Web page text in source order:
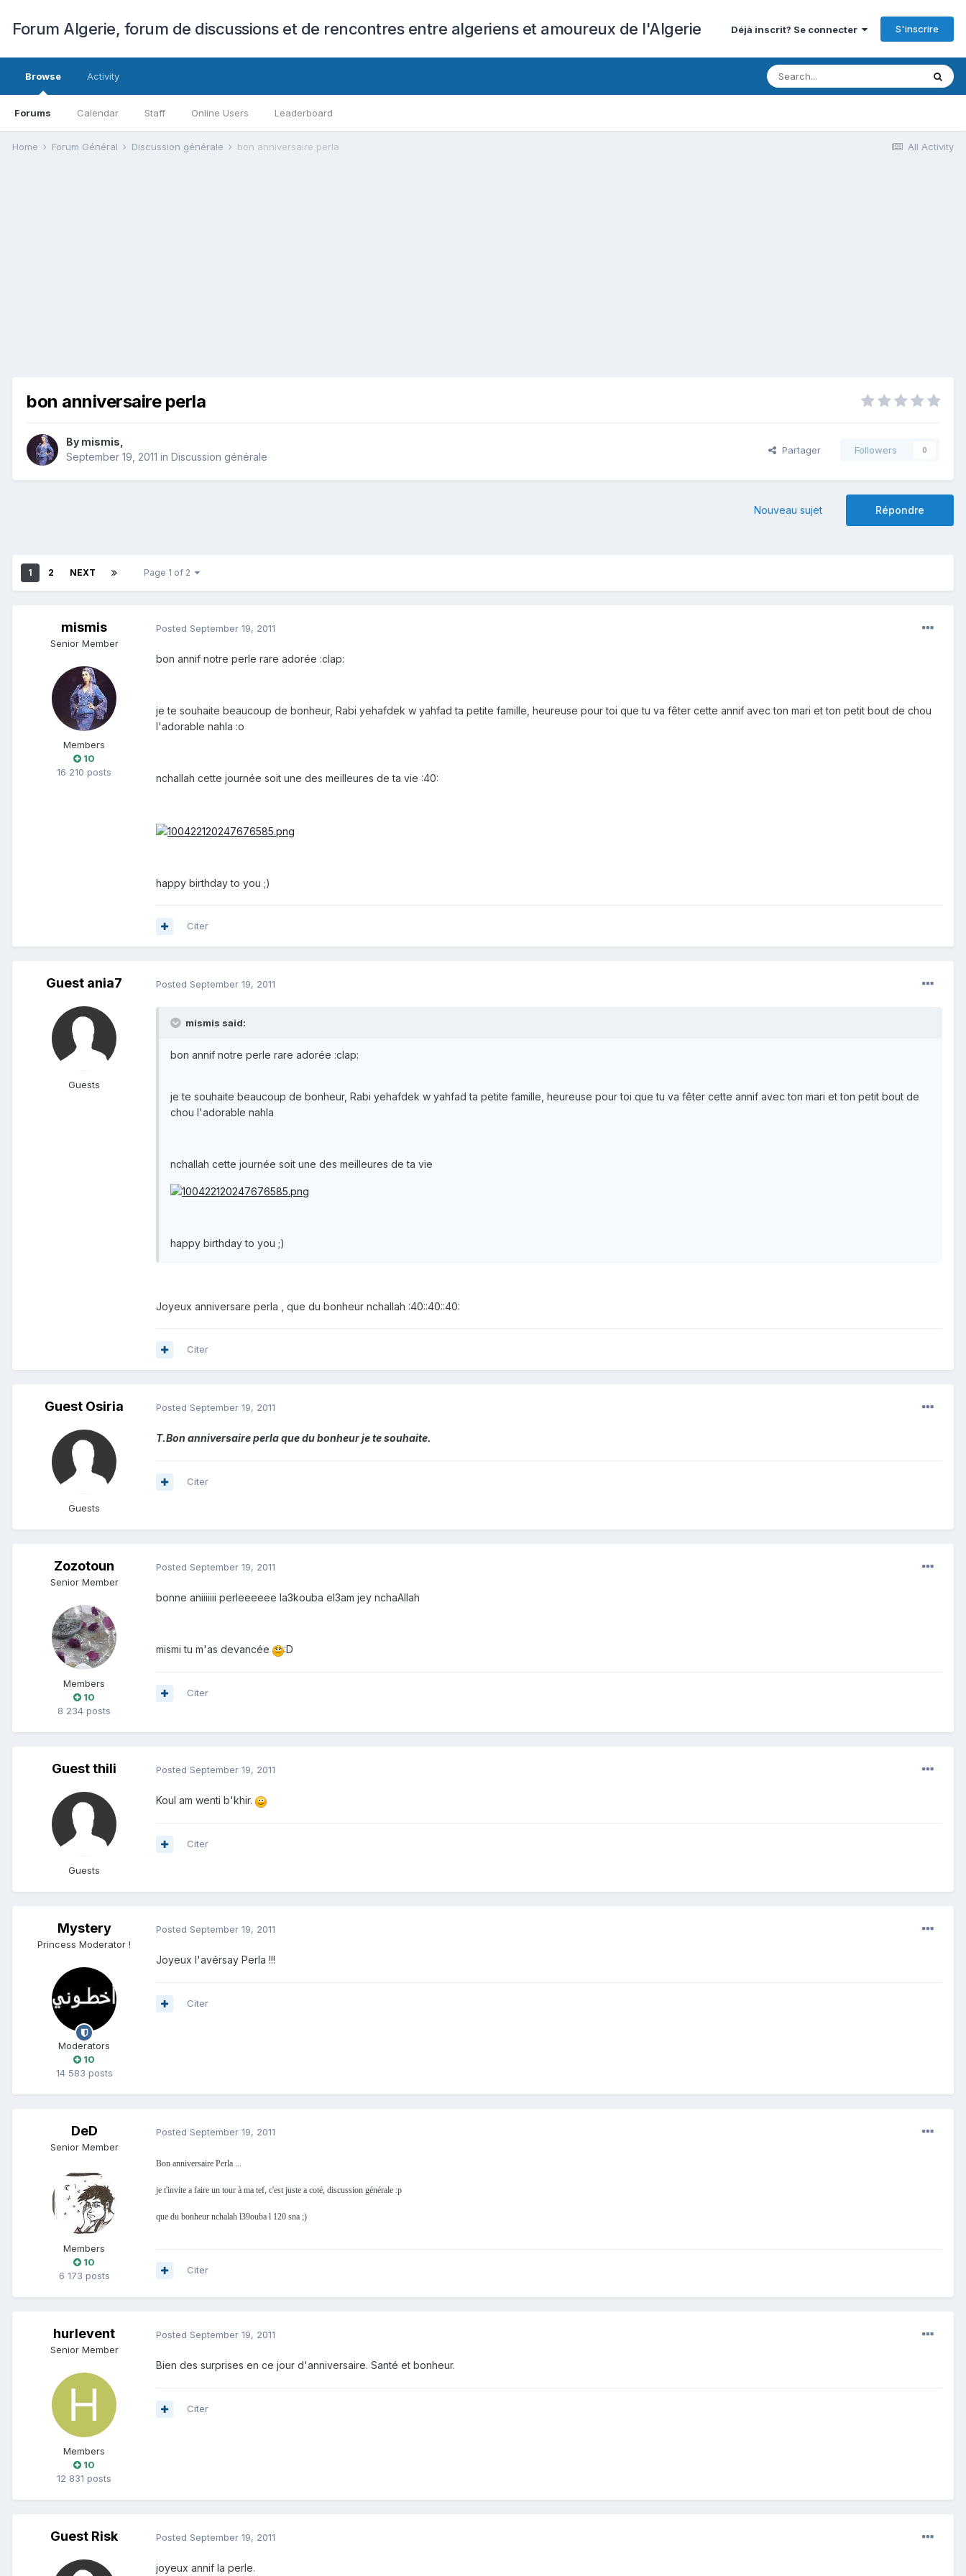
Forum Algerie, forum de discussions et de rencontres entre algeriens et amoureux de l'Algerie Déjà inscrit? Se connecter S'inscrire
Browse
Forums Calendar Staff Online Users Leaderboard
Activity
All Activity
Home Forum Général Discussion générale bon anniversaire perla
bon anniversaire perla
By mismis
September 19, 2011 in Discussion générale
Partager Followers 0
Répondre
Nouveau sujet
1 2 NEXT Page 1 of 2
mismis
Senior Member
Members
10
16 210 posts
Posted September 19, 2011
bon annif notre perle rare adorée :clap:
je te souhaite beaucoup de bonheur, Rabi yehafdek w yahfad ta petite famille, heureuse pour toi que tu va fêter cette annif avec ton mari et ton petit bout de chou
l'adorable nahla :o
nchallah cette journée soit une des meilleures de ta vie :40:
happy birthday to you ;)
Citer
Guest ania7
Guests
Posted September 19, 2011
mismis said:
bon annif notre perle rare adorée :clap:
je te souhaite beaucoup de bonheur, Rabi yehafdek w yahfad ta petite famille, heureuse pour toi que tu va fêter cette annif avec ton mari et ton petit bout de
chou l'adorable nahla
nchallah cette journée soit une des meilleures de ta vie
happy birthday to you ;)
Joyeux anniversare perla , que du bonheur nchallah :40::40::40:
Citer
Guest Osiria
Guests
Posted September 19, 2011
T.Bon anniversaire perla que du bonheur je te souhaite.
Citer
Zozotoun
Senior Member
Members
10
8 234 posts
Posted September 19, 2011
bonne aniiiiiii perleeeeee la3kouba el3am jey nchaAllah
mismi tu m'as devancée :D
Citer
Guest thili
Guests
Posted September 19, 2011
Koul am wenti b'khir.
Citer
Mystery
Princess Moderator !
Moderators
10
14 583 posts
Posted September 19, 2011
Joyeux l'avérsay Perla !!!
Citer
DeD
Senior Member
Members
10
6 173 posts
Posted September 19, 2011
Bon anniversaire Perla ...
je t'invite a faire un tour à ma tef, c'est juste a coté, discussion générale :p
que du bonheur nchalah l39ouba l 120 sna ;)
Citer
hurlevent
Senior Member
Members
10
12 831 posts
Posted September 19, 2011
Bien des surprises en ce jour d'anniversaire. Santé et bonheur.
Citer
Guest Risk Posted September 19, 2011
joyeux annif la perle.